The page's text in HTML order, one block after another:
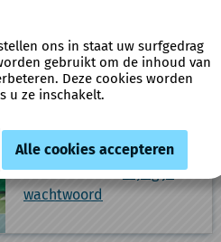
Ben je al klant?Meld je
aan
Bij eerste bezoek: meld
aan met een sterk
wachtwoord ofwijzig je
wachtwoord
ons in staat uw surfgedrag
gebruikt om de inhoud van
Deze cookies worden
u ze inschakelt.